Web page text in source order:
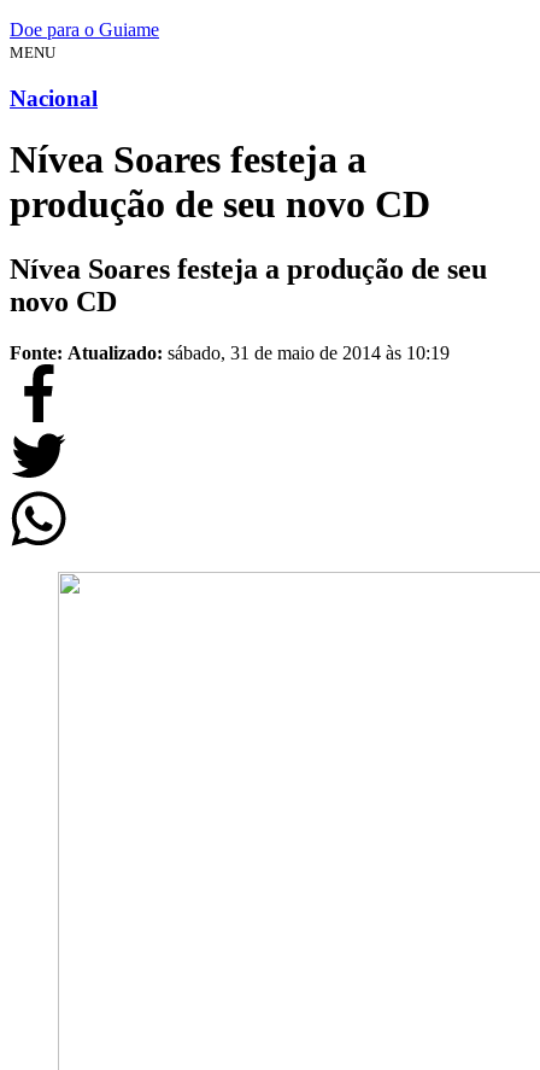
Doe para o Guiame
MENU
Nacional
Nívea Soares festeja a
produção de seu novo CD
Nívea Soares festeja a produção de seu
novo CD
Fonte: Atualizado: sábado, 31 de maio de 2014 às 10:19